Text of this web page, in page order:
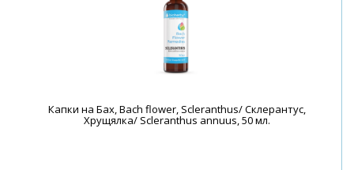
Капки на Бах, Bach flower, Scleranthus/ Склерантус,
Хрущялка/ Scleranthus annuus, 50 мл.